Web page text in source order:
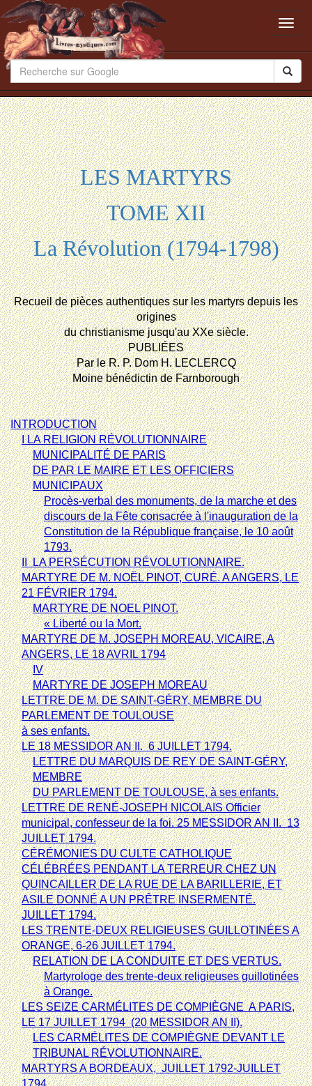
LES MARTYRS
TOME XII
La Révolution (1794-1798)
Recueil de pièces authentiques sur les martyrs depuis les
origines
duchristianisme jusqu'au XXe siècle.
PUBLIÉES
Par le R. P. Dom H. LECLERCQ
Moine bénédictin de Farnborough
INTRODUCTION
I LA RELIGION RÉVOLUTIONNAIRE
MUNICIPALITÉ DE PARIS
DE PAR LE MAIRE ET LES OFFICIERS
MUNICIPAUX
Procès-verbal des monuments, de la marche et des
discours de la Fête consacrée à l'inauguration de la
Constitution de la République française, le 10 août
1793.
II  LA PERSÉCUTION RÉVOLUTIONNAIRE.
MARTYRE DE M. NOËL PINOT, CURÉ. A ANGERS, LE
21 FÉVRIER 1794.
MARTYRE DE NOEL PINOT.
« Liberté ou la Mort.
MARTYRE DE M. JOSEPH MOREAU, VICAIRE, A
ANGERS, LE 18 AVRIL 1794
IV
MARTYRE DE JOSEPH MOREAU
LETTRE DE M. DE SAINT-GÉRY, MEMBRE DU
PARLEMENT DE TOULOUSE
à ses enfants.
LE 18 MESSIDOR AN II.  6 JUILLET 1794.
LETTRE DU MARQUIS DE REY DE SAINT-GÉRY,
MEMBRE
DU PARLEMENT DE TOULOUSE, à ses enfants.
LETTRE DE RENÉ-JOSEPH NICOLAIS Officier
municipal, confesseur de la foi. 25 MESSIDOR AN II.  13
JUILLET 1794.
CÉRÉMONIES DU CULTE CATHOLIQUE
CÉLÉBRÉES PENDANT LA TERREUR CHEZ UN
QUINCAILLER DE LA RUE DE LA BARILLERIE, ET
ASILE DONNÉ A UN PRÊTRE INSERMENTÉ.
JUILLET 1794.
LES TRENTE-DEUX RELIGIEUSES GUILLOTINÉES A
ORANGE, 6-26 JUILLET 1794.
RELATION DE LA CONDUITE ET DES VERTUS.
Martyrologe des trente-deux religieuses guillotinées
à Orange.
LES SEIZE CARMÉLITES DE COMPIÈGNE A PARIS,
LE 17 JUILLET 1794 (20 MESSIDOR AN II).
LES CARMÉLITES DE COMPIÈGNE DEVANT LE
TRIBUNAL RÉVOLUTIONNAIRE.
MARTYRS A BORDEAUX, JUILLET 1792-JUILLET
1794